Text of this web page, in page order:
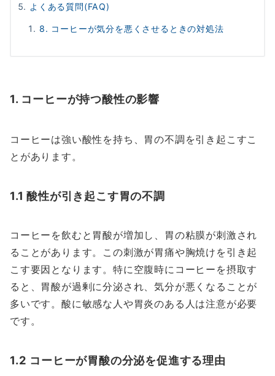
よくある質問(FAQ)
8. コーヒーが気分を悪くさせるときの対処法
1. コーヒーが持つ酸性の影響
コーヒーは強い酸性を持ち、胃の不調を引き起こすこ
とがあります。
1.1 酸性が引き起こす胃の不調
コーヒーを飲むと胃酸が増加し、胃の粘膜が刺激され
ることがあります。この刺激が胃痛や胸焼けを引き起
こす要因となります。特に空腹時にコーヒーを摂取す
ると、胃酸が過剰に分泌され、気分が悪くなることが
多いです。酸に敏感な人や胃炎のある人は注意が必要
です。
1.2 コーヒーが胃酸の分泌を促進する理由